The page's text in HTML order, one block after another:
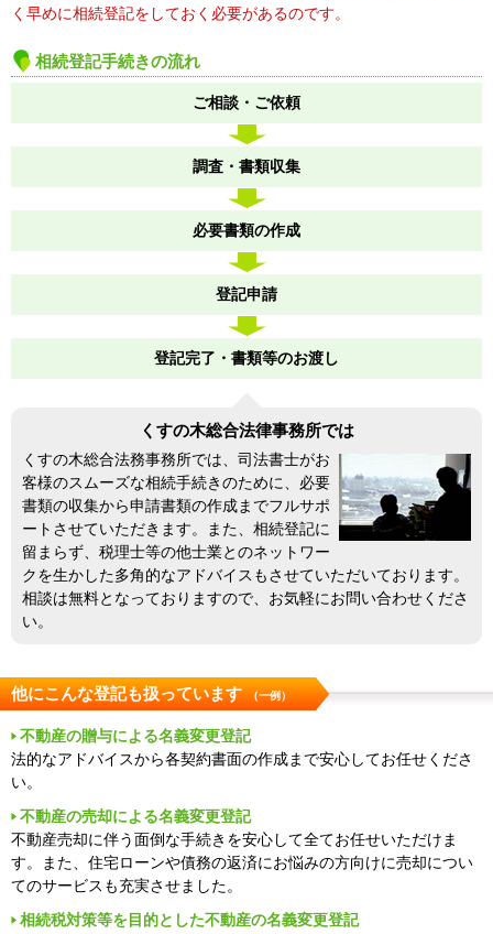
く早めに相続登記をしておく必要があるのです。
相続登記手続きの流れ
ご相談・ご依頼
調査・書類収集
必要書類の作成
登記申請
登記完了・書類等のお渡し
くすの木総合法律事務所では
くすの木総合法務事務所では、司法書士がお
客様のスムーズな相続手続きのために、必要
書類の収集から申請書類の作成までフルサポ
ートさせていただきます。また、相続登記に
留まらず、税理士等の他士業とのネットワー
クを生かした多角的なアドバイスもさせていただいております。
相談は無料となっておりますので、お気軽にお問い合わせくださ
い。
他にこんな登記も扱っています （一例）
不動産の贈与による名義変更登記
法的なアドバイスから各契約書面の作成まで安心してお任せくださ
い。
不動産の売却による名義変更登記
不動産売却に伴う面倒な手続きを安心して全てお任せいただけま
す。また、住宅ローンや債務の返済にお悩みの方向けに売却につい
てのサービスも充実させました。
相続税対策等を目的とした不動産の名義変更登記